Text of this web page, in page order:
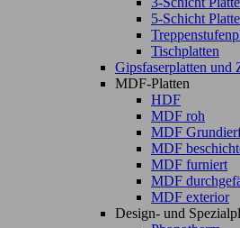
5-Schicht
Tischplatten
Gipsfaserplatten und
MDF-Platten
HDF
MDF roh
MDF
MDF
MDF furniert
MDF
MDF exterior
Design- und